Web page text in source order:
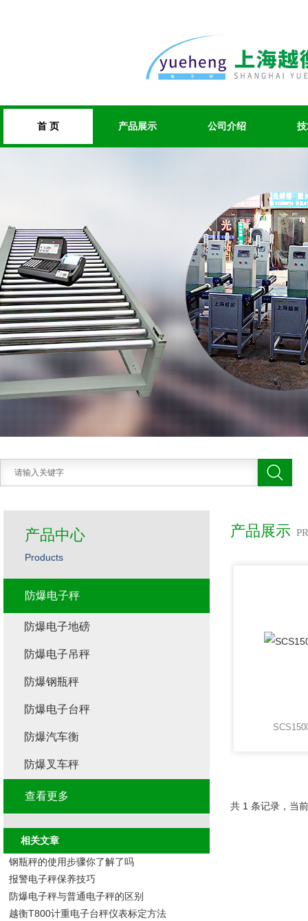
首 页 产品展示 公司介绍
产品展示
共 1 条记录，当
产品中心
Products
防爆电子秤
防爆电子地磅
防爆电子吊秤
防爆钢瓶秤
防爆电子台秤
防爆汽车衡
防爆叉车秤
查看更多
相关文章
钢瓶秤的使用步骤你了解了吗
报警电子秤保养技巧
防爆电子秤与普通电子秤的区别
越衡T800计重电子台秤仪表标定方法